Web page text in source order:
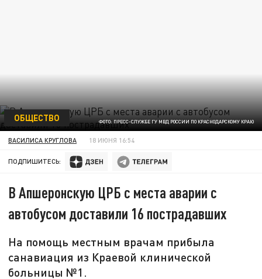
ФОТО: ПРЕСС-СЛУЖБЕ ГУ МВД РОССИИ ПО КРАСНОДАРСКОМУ КРАЮ
ОБЩЕСТВО
ВАСИЛИСА КРУГЛОВА 18 ИЮНЯ 16:54
ПОДПИШИТЕСЬ:
В Апшеронскую ЦРБ с места аварии с
автобусом доставили 16 пострадавших
На помощь местным врачам прибыла
санавиация из Краевой клинической
больницы №1.